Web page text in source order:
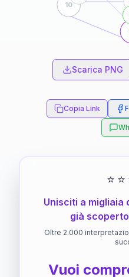
10
Scarica PNG
Copia Link
⭐ ⭐
Unisciti a migliaia
già
Oltre 2.000
Vuoi